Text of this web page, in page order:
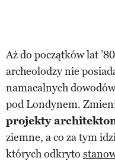
Aż do początków lat
archeolodzy nie
namacalnych
pod Londynem.
projekty
ziemne, a co za tym
których odkryto